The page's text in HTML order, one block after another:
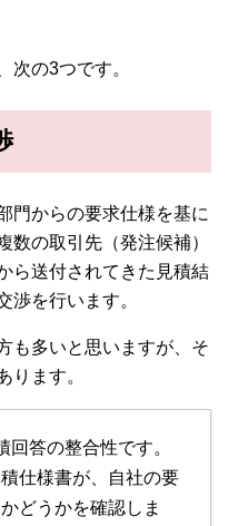
次の3つです。
門からの要求仕様を基に
数の取引先（発注候補）
ら送付されてきた見積結
渉を行います。
も多いと思いますが、そ
ります。
答の整合性です。
仕様書が、自社の要
どうかを確認しま